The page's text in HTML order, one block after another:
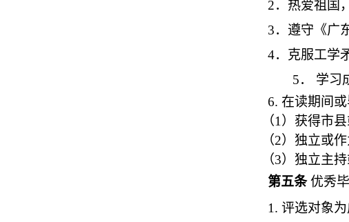
2．热爱祖国
3．遵守《广
4．克服工学
5． 学习
6. 在读期间
（1）获得市
（2）独立或
（3）独立主
第五条优秀
1. 评选对象